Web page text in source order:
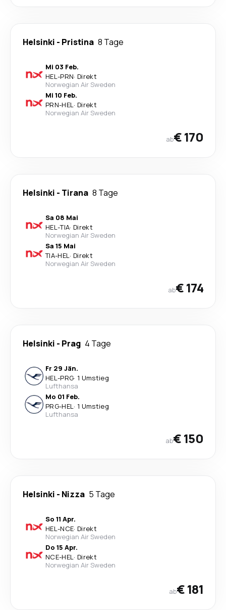
Helsinki - Pristina 8 Tage
Mi 03 Feb.
HEL-PRN· Direkt
Norwegian Air Sweden
Mi 10 Feb.
PRN-HEL· Direkt
Norwegian Air Sweden
ab€ 170
Helsinki - Tirana 8 Tage
Sa 08 Mai
HEL-TIA· Direkt
Norwegian Air Sweden
Sa 15 Mai
TIA-HEL· Direkt
Norwegian Air Sweden
ab€ 174
Helsinki - Prag 4 Tage
Fr 29 Jän.
HEL-PRG· 1 Umstieg
Lufthansa
Mo 01 Feb.
PRG-HEL· 1 Umstieg
Lufthansa
ab€ 150
Helsinki - Nizza 5 Tage
So 11 Apr.
HEL-NCE· Direkt
Norwegian Air Sweden
Do 15 Apr.
NCE-HEL· Direkt
Norwegian Air Sweden
ab€ 181